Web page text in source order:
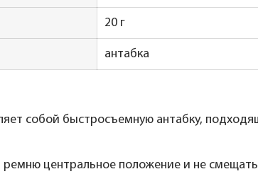
20 г
антабка
собой быстросъемную антабку,
ремню центральное положение и не